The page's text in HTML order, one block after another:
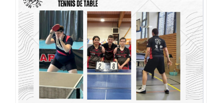
TOURNOI
DE
NATIONAL
B
DE
MAIZIÈRES-
LÈS-
METZ